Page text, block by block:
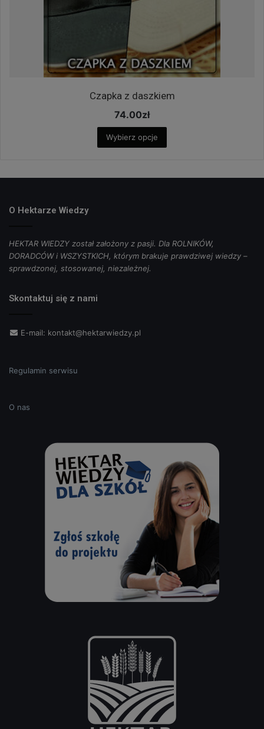
Czapka z daszkiem
74.00zł
Wybierz opcje
O Hektarze Wiedzy
HEKTAR WIEDZY został założony z pasji. Dla ROLNIKÓW,
DORADCÓW i WSZYSTKICH, którym brakuje prawdziwej wiedzy –
sprawdzonej, stosowanej, niezależnej.
Skontaktuj się z nami
E-mail: kontakt@hektarwiedzy.pl
Regulamin serwisu
O nas